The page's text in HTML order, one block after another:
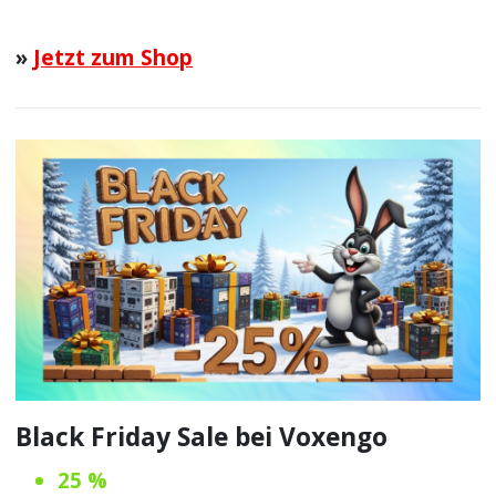
» Jetzt zum Shop
Black Friday Sale bei Voxengo
25 %